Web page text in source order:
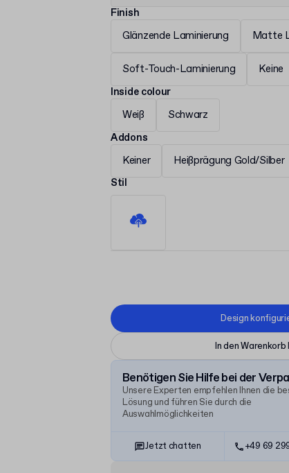
Finish
Glänzende Laminierung Matte
Soft-Touch-Laminierung
Keine
Inside colour
Weiß
Schwarz
Addons
Keiner Heißprägung Gold/Silber
Stil
Design
In den Warenkorb
Benötigen Sie Hilfe bei der
Unsere Experten empfehlen Ihnen die
Lösung und führen Sie durch die
Auswahlmöglichkeiten
Jetzt chatten +49 69